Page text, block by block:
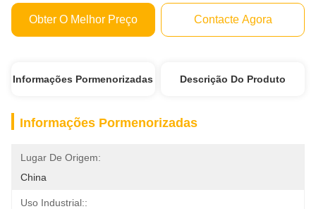
Obter O Melhor Preço Contacte Agora
Informações Pormenorizadas Descrição Do Produto
Informações Pormenorizadas
Lugar De Origem:
China
Uso Industrial::